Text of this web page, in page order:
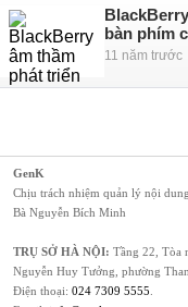
bàn phím
11 năm trước
GenK
Chịu trách nhiệm quản lý nội
Bà Nguyễn Bích Minh
TRỤ SỞ HÀ NỘI: Tầng 22, Tòa
Nguyễn Huy Tưởng, phường
Điện thoại: 024 7309 5555